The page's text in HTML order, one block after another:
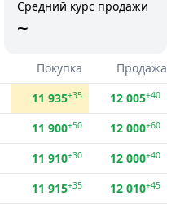
Средний курс продажи
~
Покупка
Продажа
11 935+35 12 005+40
11 900+50 12 000+60
11 910+30 12 000+40
11 915+35 12 010+45